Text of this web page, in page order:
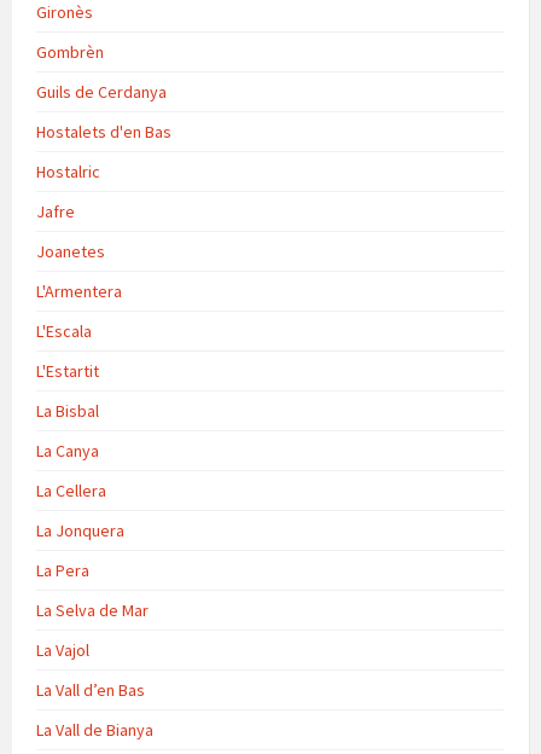
Gironès
Gombrèn
Guils de Cerdanya
Hostalets d'en Bas
Hostalric
Jafre
Joanetes
L'Armentera
L'Escala
L'Estartit
La Bisbal
La Canya
La Cellera
La Jonquera
La Pera
La Selva de Mar
La Vajol
La Vall d’en Bas
La Vall de Bianya